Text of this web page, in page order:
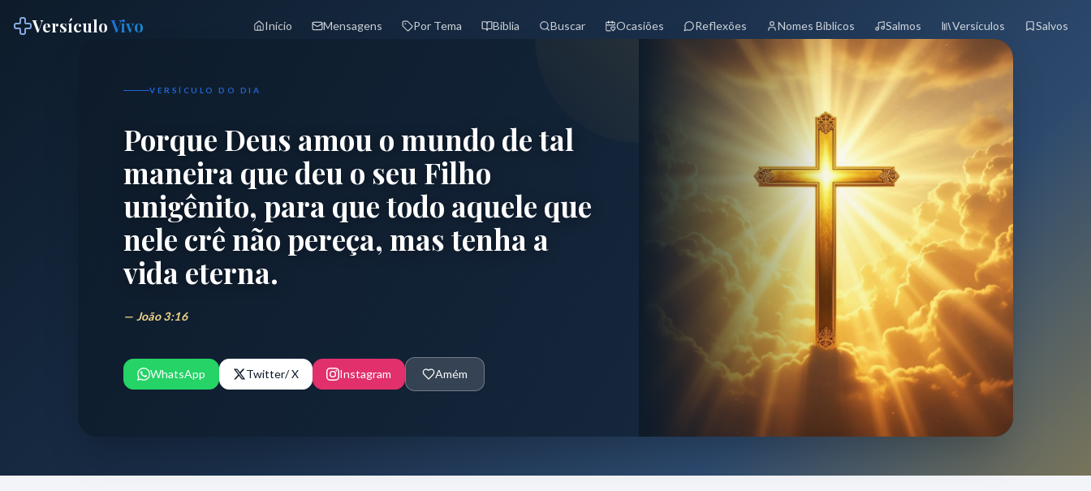
VersículoVivo Início Mensagens Por Tema Bíblia Buscar Ocasiões Reflexões Nomes Bíblicos Salmos Versículos Salvos
VERSÍCULO DO DIA
Porque Deus amou o mundo de tal
maneira que deu o seu Filho
unigênito, para que todo aquele que
nele crê não pereça, mas tenha a
vida eterna.
Versículo do dia 2026 — Mensagem bíblica de fé, esperança e amor atualizada diariamente no Versículo Vivo
— João 3:16
WhatsApp Twitter/ X Instagram Amém